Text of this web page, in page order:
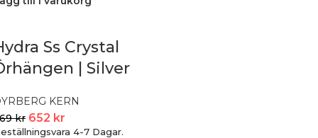
Ss Crystal
| Silver
KERN
kr 652 kr
4-7 Dagar.